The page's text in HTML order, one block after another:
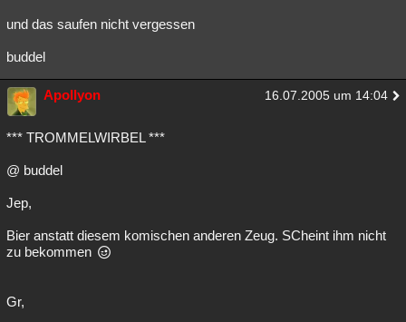
und das saufen nicht vergessen
buddel
Apollyon 16.07.2005 um 14:04
*** TROMMELWIRBEL ***
@ buddel
Jep,
Bier anstatt diesem komischen anderen Zeug. SCheint ihm nicht
zu bekommen
Gr,